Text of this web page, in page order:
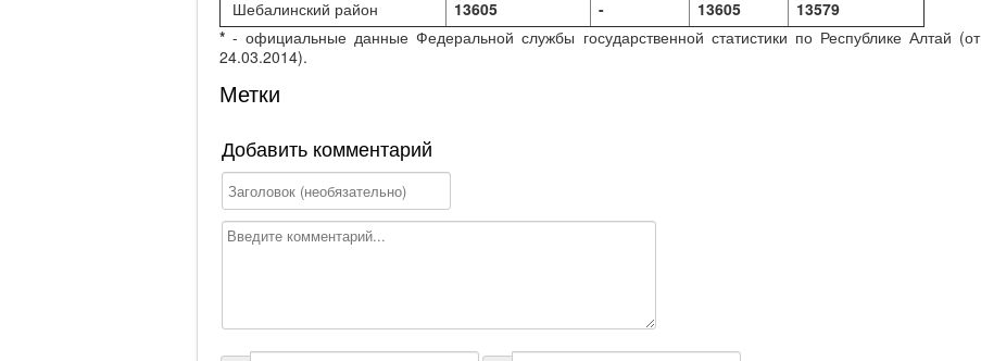
Шебалинский район
13605 - 13605
13579
* - официальные данные Федеральной службы государственной статистики по Республике Алтай (от
24.03.2014).
Метки
Добавить комментарий